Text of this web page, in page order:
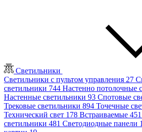
Светильники
Светильники с пультом управления 27
светильники 744 Настенно потолочные
Настенные светильники 93 Спотовые
Трековые светильники 894 Точечные
Технический свет 178 Встраиваемые 451
светильники 481 Светодиодные панели